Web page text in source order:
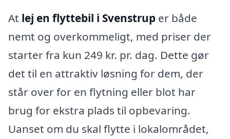
At lej en flyttebil i Svenstrup er både
nemt og overkommeligt, med priser der
starter fra kun 249 kr. pr. dag. Dette gør
det til en attraktiv løsning for dem, der
står over for en flytning eller blot har
brug for ekstra plads til opbevaring.
Uanset om du skal flytte i lokalområdet,